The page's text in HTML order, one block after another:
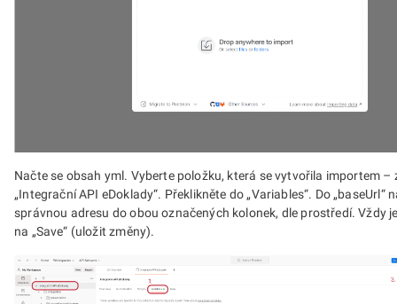
Načte se obsah yml. Vyberte položku, která se vytvořila importem –
„Integrační API eDoklady“. Překlikněte do „Variables“. Do „baseUrl“
správnou adresu do obou označených kolonek, dle prostředí. Vždy
na „Save“ (uložit změny).